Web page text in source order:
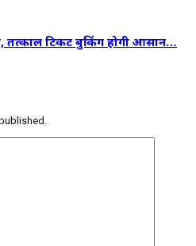
तत्काल टिकट बुकिंग होगी आसान…